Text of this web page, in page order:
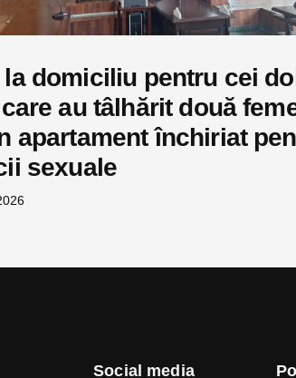
domiciliu pentru cei
au tâlhărit două
apartament închiriat
sexuale
Social media